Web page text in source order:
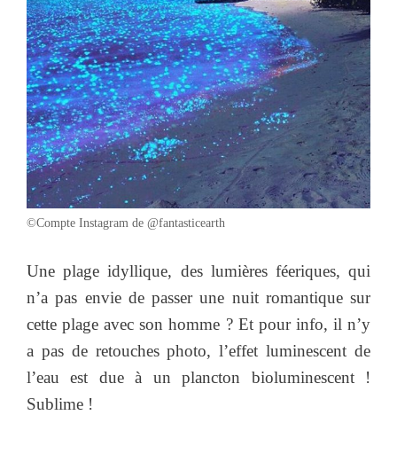
©Compte Instagram de @fantasticearth
Une plage idyllique, des lumières féeriques, qui
n’a pas envie de passer une nuit romantique sur
cette plage avec son homme ? Et pour info, il n’y
a pas de retouches photo, l’effet luminescent de
l’eau est due à un plancton bioluminescent !
Sublime !